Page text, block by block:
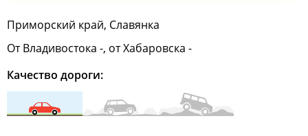
Приморский край, Славянка
От Владивостока -, от Хабаровска -
Качество дороги: